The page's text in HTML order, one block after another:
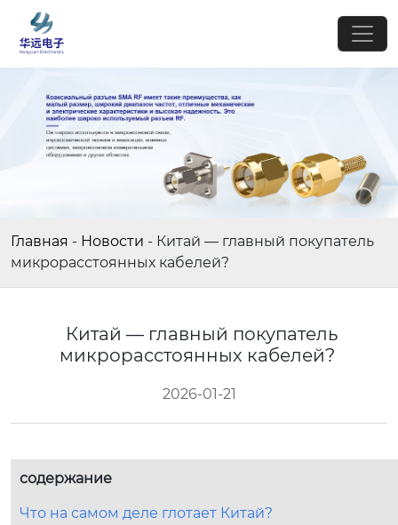
Главная - Новости - Китай — главный покупатель
микрорасстоянных кабелей?
Китай — главный покупатель
микрорасстоянных кабелей?
2026-01-21
содержание
Что на самом деле глотает Китай?